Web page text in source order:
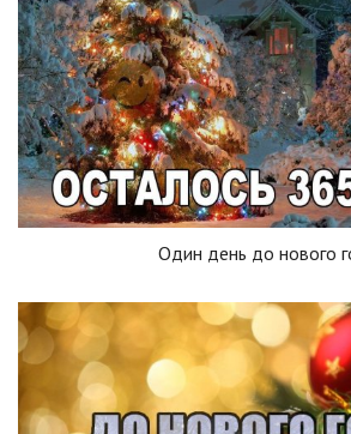
Один день до нового